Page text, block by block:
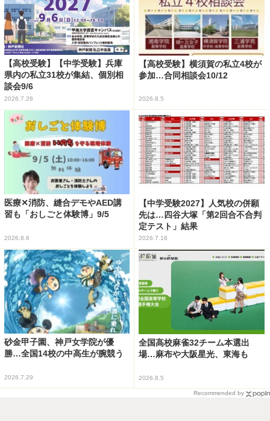
【高校受験】【中学受験】兵庫
県内の私立31校が集結、個別相
談会9/6
2026.7.28
【高校受験】横須賀の私立4校が
参加…合同相談会10/12
2026.8.5
医療✕消防、縫合デモやAED講
習も「おしごと体験博」9/5
2026.8.6
【中学受験2027】人気校の併願
先は…四谷大塚「第2回合不合判
定テスト」結果
2026.7.16
砂金甲子園、神戸女学院が優
勝…全国14校の中高生が腕競う
2026.7.29
全国高校麻雀32チーム本選出
場…麻布や大阪星光、東海も
2026.8.5
Recommended by